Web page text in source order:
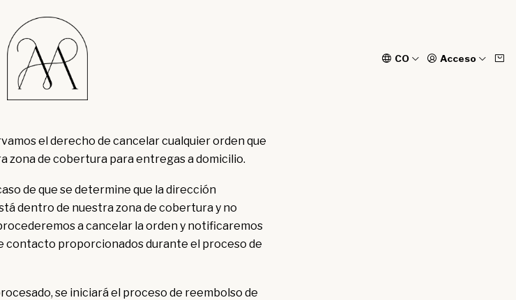
CO Acceso
Zona de Cobertura
de Cobertura
el derecho de cancelar cualquier orden que
zona de cobertura para entregas a domicilio.
de que se determine que la dirección
dentro de nuestra zona de cobertura y no
a cancelar la orden y notificaremos
contacto proporcionados durante el proceso de
se iniciará el proceso de reembolso de